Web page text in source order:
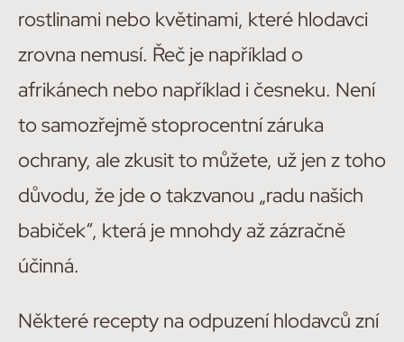
rostlinami nebo květinami, které hlodavci
zrovna nemusí. Řeč je například o
afrikánech nebo například i česneku. Není
to samozřejmě stoprocentní záruka
ochrany, ale zkusit to můžete, už jen z toho
důvodu, že jde o takzvanou „radu našich
babiček“, která je mnohdy až zázračně
účinná.
Některé recepty na odpuzení hlodavců zní